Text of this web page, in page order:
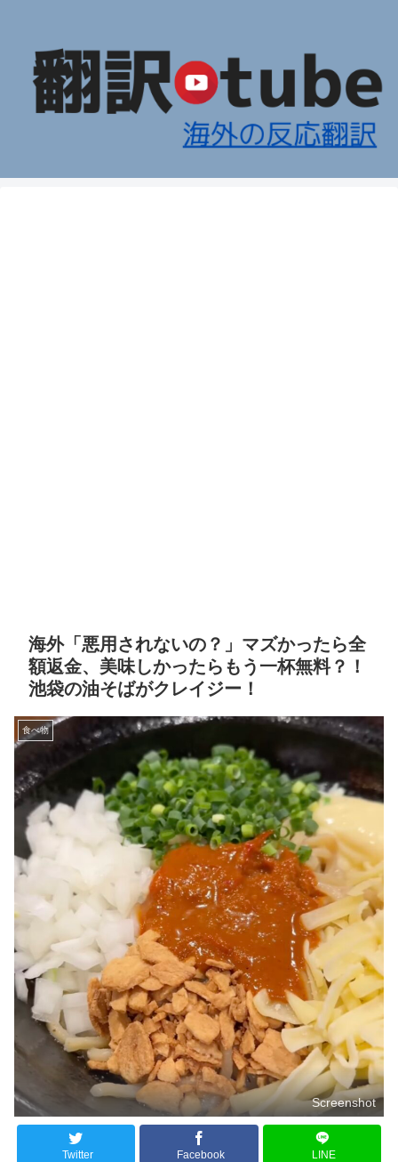
海外「悪用されないの？」マズかったら全
額返金、美味しかったらもう一杯無料？！
池袋の油そばがクレイジー！
食べ物
Screenshot
Twitter Facebook LINE